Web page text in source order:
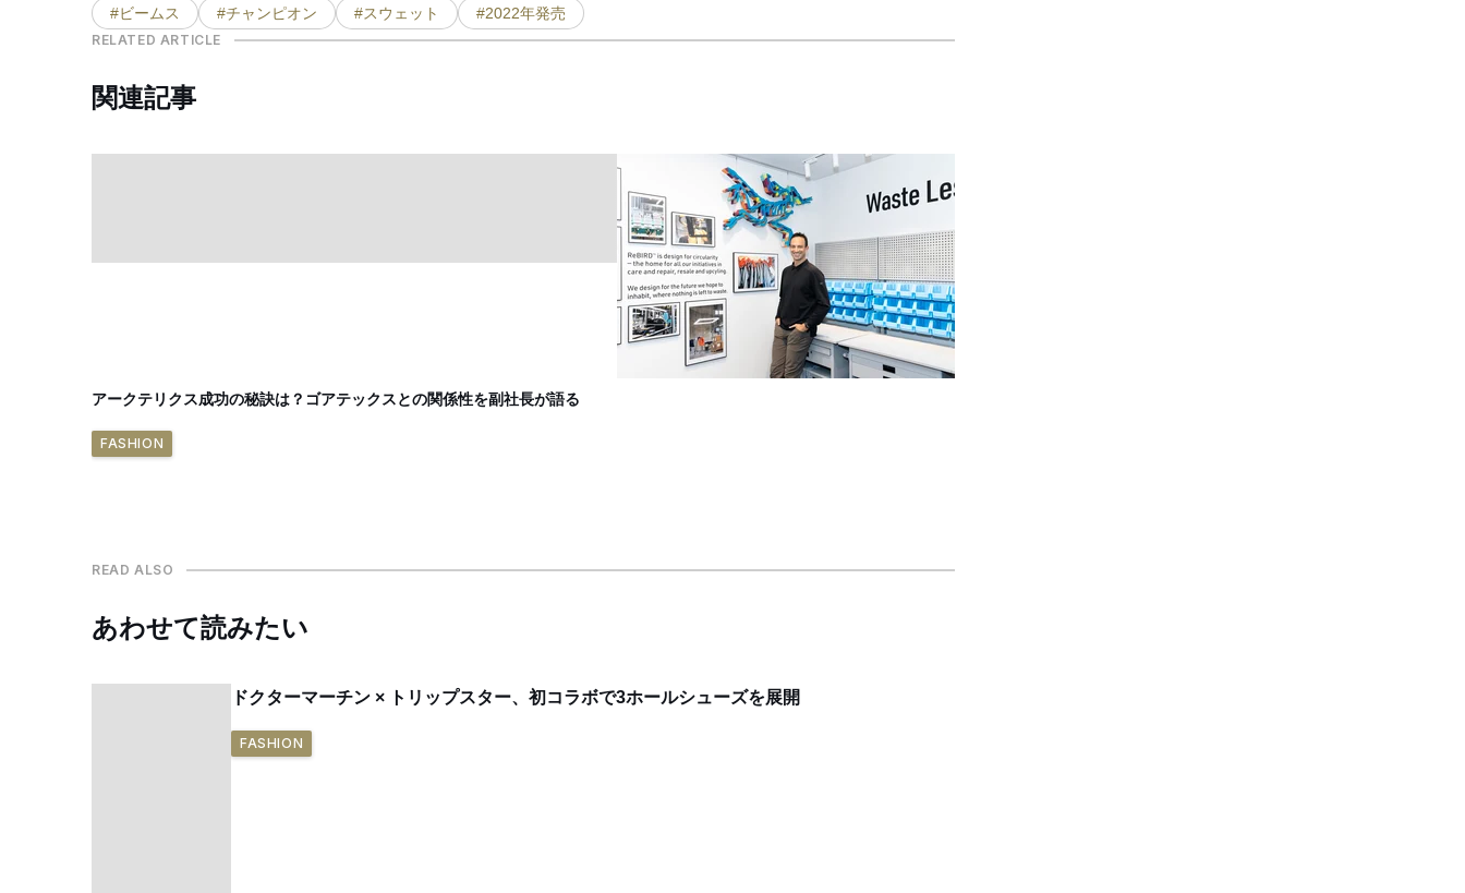
#ビームス #チャンピオン #スウェット #2022年発売
RELATED ARTICLE
関連記事
アークテリクス成功の秘訣は？ゴアテックスとの関係性を副社長が語る
FASHION
READ ALSO
あわせて読みたい
ドクターマーチン × トリップスター、初コラボで3ホールシューズを展開
FASHION